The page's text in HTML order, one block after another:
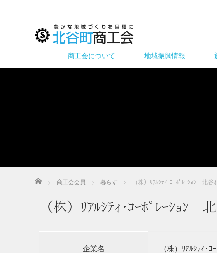
商工会について 地域振興情報
ホーム 商工会会員 暮らす （株）ﾘｱﾙｼﾃｨ･ｺｰﾎﾟﾚｰｼｮﾝ 北谷
（株）ﾘｱﾙｼﾃｨ･ｺｰﾎﾟﾚｰｼｮﾝ
企業名 （株）ﾘｱﾙｼﾃｨ･